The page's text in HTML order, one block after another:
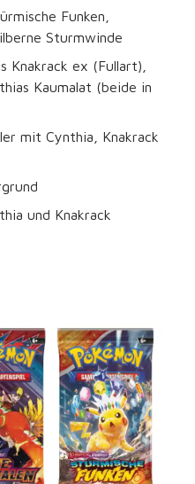
Funken,
Sturmwinde
Knakrack ex (Fullart),
Kaumalat (beide in
mit Cynthia, Knakrack
und Knakrack